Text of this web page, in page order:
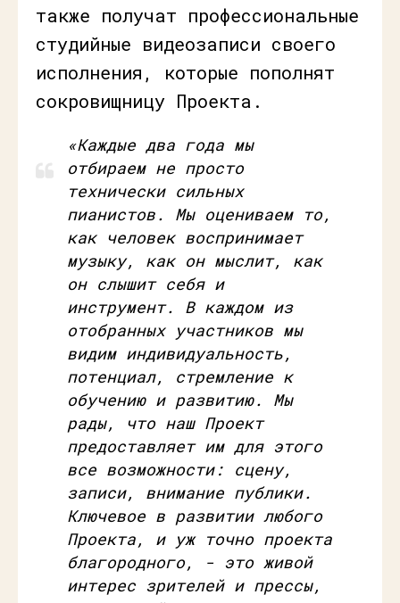
также получат профессиональные
студийные видеозаписи своего
исполнения, которые пополнят
сокровищницу Проекта.
«Каждые два года мы
отбираем не просто
технически сильных
пианистов. Мы оцениваем то,
как человек воспринимает
музыку, как он мыслит, как
он слышит себя и
инструмент. В каждом из
отобранных участников мы
видим индивидуальность,
потенциал, стремление к
обучению и развитию. Мы
рады, что наш Проект
предоставляет им для этого
все возможности: сцену,
записи, внимание публики.
Ключевое в развитии любого
Проекта, и уж точно проекта
благородного, - это живой
интерес зрителей и прессы,